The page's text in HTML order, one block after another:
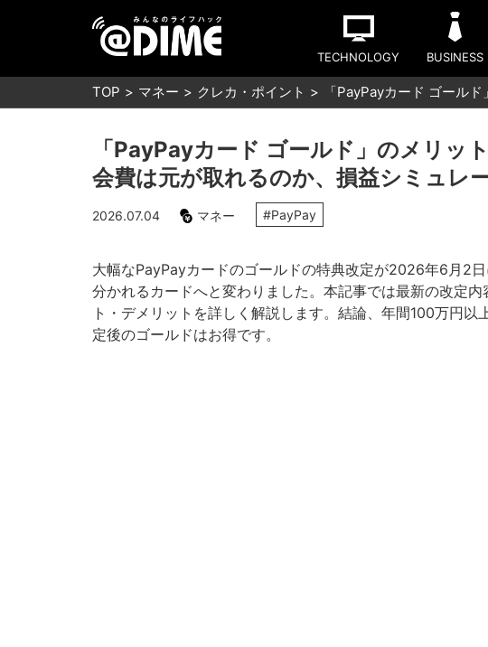
TECHNOLOGY BUSINESS
TOP マネー クレカ・ポイント 「PayPayカード ゴール
「PayPayカード ゴールド」のメリッ
会費は元が取れるのか、損益シミュレ
2026.07.04 マネー #PayPay
大幅なPayPayカードのゴールドの特典改定が2026年6月2
分かれるカードへと変わりました。本記事では最新の改定
ト・デメリットを詳しく解説します。結論、年間100万円
定後のゴールドはお得です。